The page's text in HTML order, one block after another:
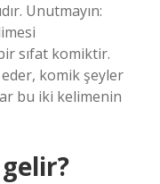
Unutmayın:
sıfat komiktir.
eder, komik şeyler
bu iki kelimenin